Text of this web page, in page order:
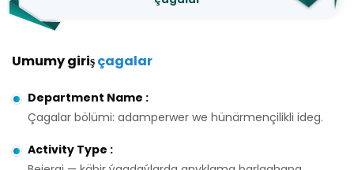
Umumy girişçagalar
Department Name :
Çagalar bölümi: adamperwer we hünärmençilikli ideg.
Activity Type :